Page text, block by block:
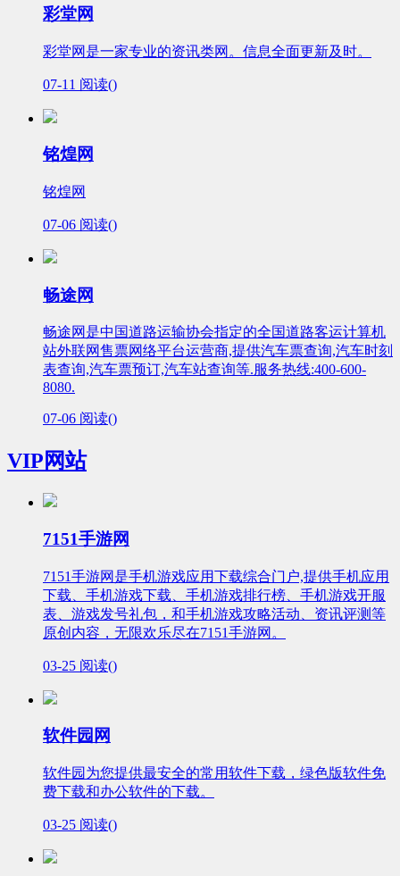
彩堂网
彩堂网是一家专业的资讯类网。信息全面更新及时。
07-11 阅读()
铭煌网
铭煌网
07-06 阅读()
畅途网
畅途网是中国道路运输协会指定的全国道路客运计算机
站外联网售票网络平台运营商,提供汽车票查询,汽车时刻
表查询,汽车票预订,汽车站查询等.服务热线:400-600-
8080.
07-06 阅读()
VIP网站
7151手游网
7151手游网是手机游戏应用下载综合门户,提供手机应用
下载、手机游戏下载、手机游戏排行榜、手机游戏开服
表、游戏发号礼包，和手机游戏攻略活动、资讯评测等
原创内容，无限欢乐尽在7151手游网。
03-25 阅读()
软件园网
软件园为您提供最安全的常用软件下载，绿色版软件免
费下载和办公软件的下载。
03-25 阅读()